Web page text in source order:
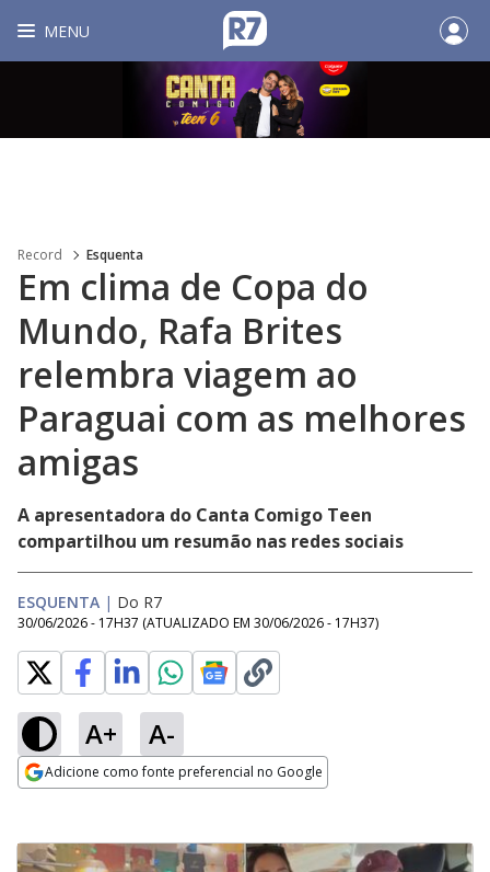
MENU
Record Esquenta
Em clima de Copa do
Mundo, Rafa Brites
relembra viagem ao
Paraguai com as melhores
amigas
A apresentadora do Canta Comigo Teen
compartilhou um resumão nas redes sociais
ESQUENTA | Do R7
30/06/2026 - 17H37 (ATUALIZADO EM 30/06/2026 - 17H37)
A+ A-
Adicione como fonte preferencial no Google